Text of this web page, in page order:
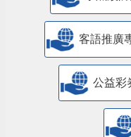
客語推廣
公益彩